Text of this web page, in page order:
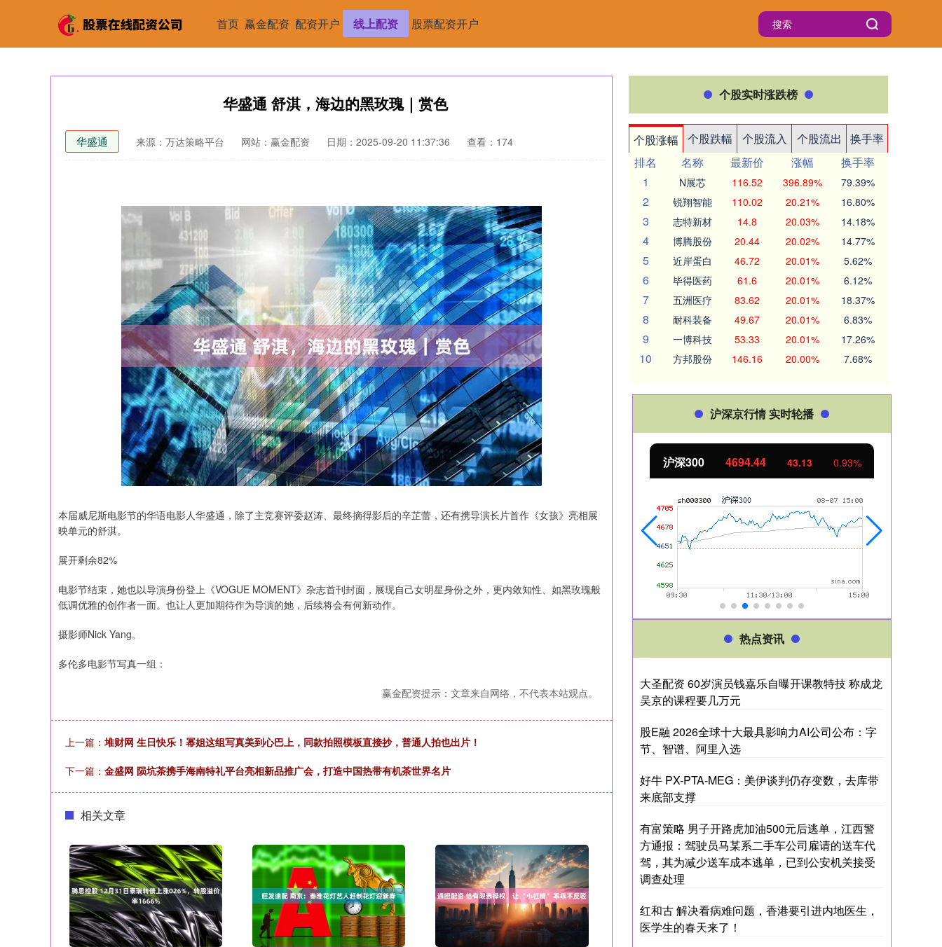
首页 赢金配资 配资开户 线上配资 股票配资开户
华盛通 舒淇，海边的黑玫瑰｜赏色
华盛通 来源：万达策略平台 网站：赢金配资 日期：2025-09-20 11:37:36 查看：174
本届威尼斯电影节的华语电影人华盛通，除了主竞赛评委赵涛、最终摘得影后的辛芷蕾，还有携导演长片首作《女孩》亮相展
映单元的舒淇。
展开剩余82%
电影节结束，她也以导演身份登上《VOGUE MOMENT》杂志首刊封面，展现自己女明星身份之外，更内敛知性、如黑玫瑰般
低调优雅的创作者一面。也让人更加期待作为导演的她，后续将会有何新动作。
摄影师Nick Yang。
多伦多电影节写真一组：
赢金配资提示：文章来自网络，不代表本站观点。
上一篇：堆财网 生日快乐！幂姐这组写真美到心巴上，同款拍照模板直接抄，普通人拍也出片！
下一篇： 金盛网 陨坑茶携手海南特礼平台亮相新品推广会，打造中国热带有机茶世界名片
相关文章
个股实时涨跌榜
个股涨幅 个股跌幅 个股流入 个股流出
换手率
排名
名称 最新价 涨幅
换手率
1
N展芯 116.52 396.89% 79.39%
2 锐翔智能 110.02 20.21% 16.80%
3 志特新材 14.8 20.03% 14.18%
4 博腾股份 20.44 20.02% 14.77%
5 近岸蛋白 46.72 20.01% 5.62%
6 毕得医药 61.6 20.01% 6.12%
7 五洲医疗 83.62 20.01% 18.37%
8 耐科装备 49.67 20.01% 6.83%
9 一博科技 53.33 20.01% 17.26%
10 方邦股份 146.16 20.00% 7.68%
沪深京行情 实时轮播
上证指数 3940.04 39.68 1.02% 深证成指 14311.01 200.89 沪深300 4694.44 43.13 0.93%
热点资讯
大圣配资 60岁演员钱嘉乐自曝开课教特技 称成龙
吴京的课程要几万元
股E融 2026全球十大最具影响力AI公司公布：字
节、智谱、阿里入选
好牛 PX-PTA-MEG：美伊谈判仍存变数，去库带
来底部支撑
有富策略 男子开路虎加油500元后逃单，江西警
方通报：驾驶员马某系二手车公司雇请的送车代
驾，其为减少送车成本逃单，已到公安机关接受
调查处理
红和古 解决看病难问题，香港要引进内地医生，
医学生的春天来了！